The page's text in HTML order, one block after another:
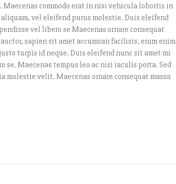
commodo erat in nisi vehicula lobortis in
vel eleifend purus molestie. Duis eleifend
vel libero se Maecenas ornare consequat
sapien sit amet accumsan facilisis, enim enim
turpis id neque. Duis eleifend nunc sit amet mi
se. Maecenas tempus leo ac nisi iaculis porta. Sed
velit. Maecenas ornare consequat massa